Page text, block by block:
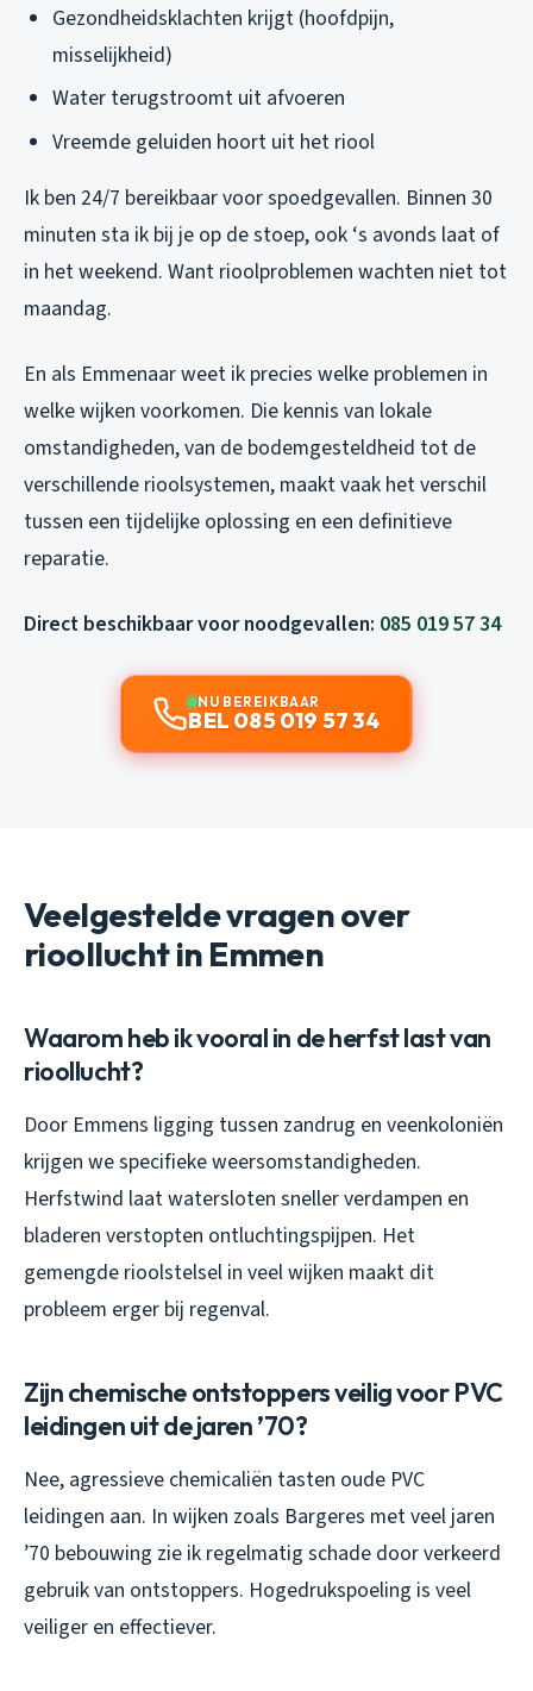
Gezondheidsklachten krijgt (hoofdpijn,
misselijkheid)
Water terugstroomt uit afvoeren
Vreemde geluiden hoort uit het riool
Ik ben 24/7 bereikbaar voor spoedgevallen. Binnen 30
minuten sta ik bij je op de stoep, ook ‘s avonds laat of
in het weekend. Want rioolproblemen wachten niet tot
maandag.
En als Emmenaar weet ik precies welke problemen in
welke wijken voorkomen. Die kennis van lokale
omstandigheden, van de bodemgesteldheid tot de
verschillende rioolsystemen, maakt vaak het verschil
tussen een tijdelijke oplossing en een definitieve
reparatie.
Direct beschikbaar voor noodgevallen: 085 019 57 34
NU BEREIKBAAR
BEL 085 019 57 34
Veelgestelde vragen over
rioollucht in Emmen
Waarom heb ik vooral in de herfst last van
rioollucht?
Door Emmens ligging tussen zandrug en veenkoloniën
krijgen we specifieke weersomstandigheden.
Herfstwind laat watersloten sneller verdampen en
bladeren verstopten ontluchtingspijpen. Het
gemengde rioolstelsel in veel wijken maakt dit
probleem erger bij regenval.
Zijn chemische ontstoppers veilig voor PVC
leidingen uit de jaren ’70?
Nee, agressieve chemicaliën tasten oude PVC
leidingen aan. In wijken zoals Bargeres met veel jaren
’70 bebouwing zie ik regelmatig schade door verkeerd
gebruik van ontstoppers. Hogedrukspoeling is veel
veiliger en effectiever.